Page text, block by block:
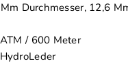
Durchmesser, 12,6
/ 600 Meter